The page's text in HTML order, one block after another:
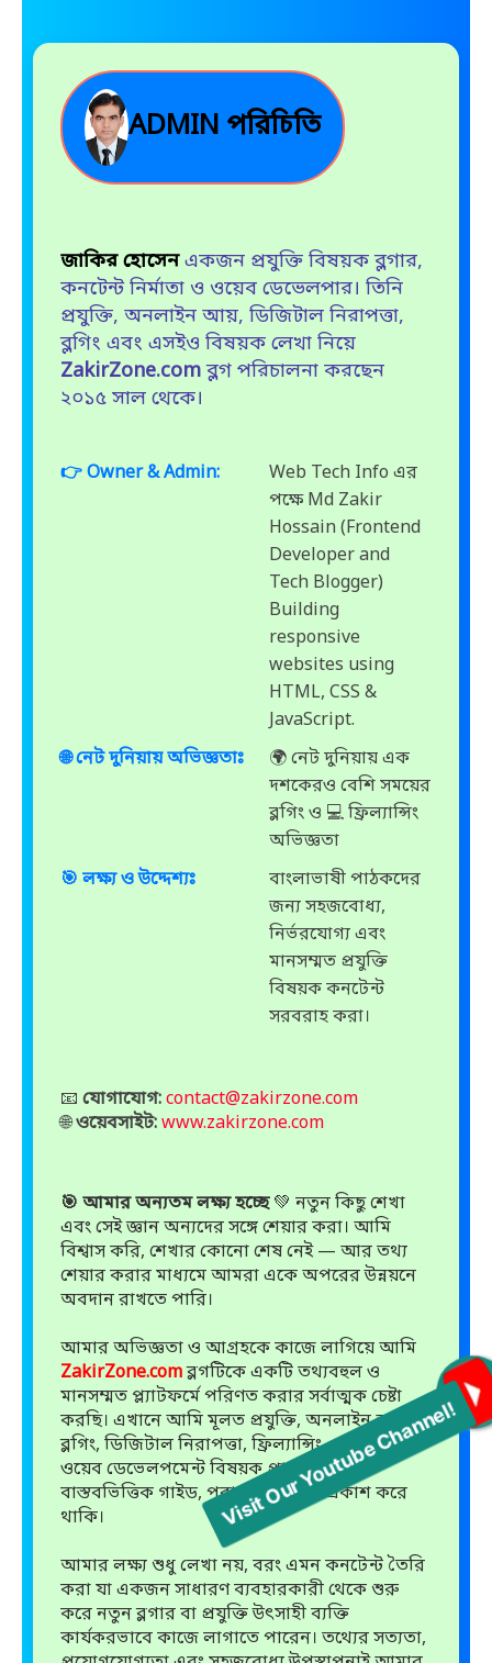
Visit Our Youtube Channel!
ADMIN পরিচিতি
জাকির হোসেনএকজন প্রযুক্তি বিষয়ক ব্লগার,
কনটেন্ট নির্মাতা ও ওয়েব ডেভেলপার। তিনি
প্রযুক্তি, অনলাইন আয়, ডিজিটাল নিরাপত্তা,
ব্লগিং এবং এসইও বিষয়ক লেখা নিয়ে
ZakirZone.comব্লগ পরিচালনা করছেন
২০১৫ সাল থেকে।
👉 Owner & Admin:
Web Tech Info এর
পক্ষে Md Zakir
Hossain (Frontend
Developer and
Tech Blogger)
Building
responsive
websites using
HTML, CSS &
JavaScript.
🌐 নেট দুনিয়ায় অভিজ্ঞতাঃ
🌍 নেট দুনিয়ায় এক
দশকেরও বেশি সময়ের
ব্লগিং ও 💻 ফ্রিল্যান্সিং
অভিজ্ঞতা
🎯 লক্ষ্য ও উদ্দেশ্যঃ
বাংলাভাষী পাঠকদের
জন্য সহজবোধ্য,
নির্ভরযোগ্য এবং
মানসম্মত প্রযুক্তি
বিষয়ক কনটেন্ট
সরবরাহ করা।
📧 যোগাযোগ:contact@zakirzone.com
🌐ওয়েবসাইট:www.zakirzone.com
🎯 আমার অন্যতম লক্ষ্য হচ্ছে💚 নতুন কিছু শেখা
এবং সেই জ্ঞান অন্যদের সঙ্গে শেয়ার করা। আমি
বিশ্বাস করি, শেখার কোনো শেষ নেই — আর তথ্য
শেয়ার করার মাধ্যমে আমরা একে অপরের উন্নয়নে
অবদান রাখতে পারি।
আমার অভিজ্ঞতা ও আগ্রহকে কাজে লাগিয়ে আমি
ZakirZone.comব্লগটিকে একটি তথ্যবহুল ও
মানসম্মত প্ল্যাটফর্মে পরিণত করার সর্বাত্মক চেষ্টা
করছি। এখানে আমি মূলত প্রযুক্তি, অনলাইন আয়,
ব্লগিং, ডিজিটাল নিরাপত্তা, ফ্রিল্যান্সিং, এসইও এবং
ওয়েব ডেভেলপমেন্ট বিষয়ক প্রাকটিক্যাল ও
বাস্তবভিত্তিক গাইড, পরামর্শ ও টিপস প্রকাশ করে
থাকি।
আমার লক্ষ্য শুধু লেখা নয়, বরং এমন কনটেন্ট তৈরি
করা যা একজন সাধারণ ব্যবহারকারী থেকে শুরু
করে নতুন ব্লগার বা প্রযুক্তি উৎসাহী ব্যক্তি
কার্যকরভাবে কাজে লাগাতে পারেন। তথ্যের সত্যতা,